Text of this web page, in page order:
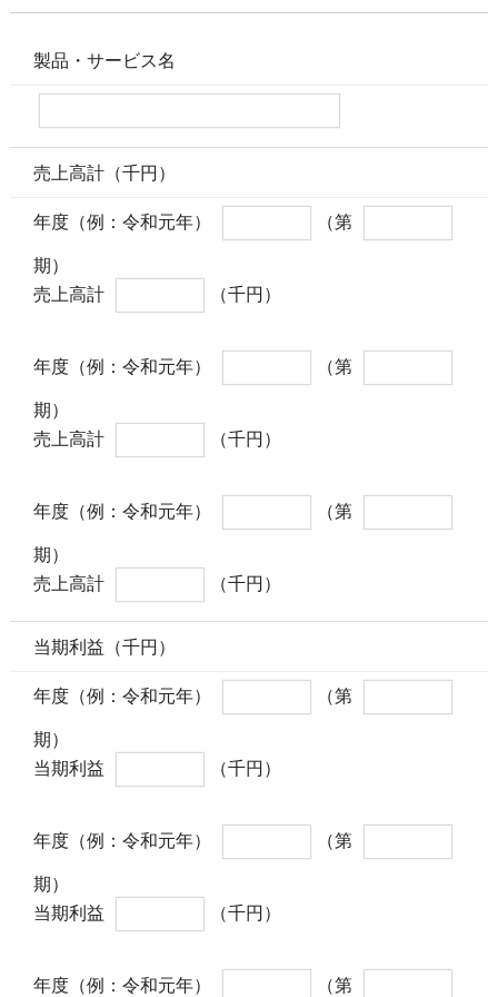
製品・サービス名
売上高計（千円）
年度（例：令和元年）
（第
期）
売上高計
（千円）
年度（例：令和元年）
（第
期）
売上高計
（千円）
年度（例：令和元年）
（第
期）
売上高計
（千円）
当期利益（千円）
年度（例：令和元年）
（第
期）
当期利益
（千円）
年度（例：令和元年）
（第
期）
当期利益
（千円）
年度（例：令和元年）
（第